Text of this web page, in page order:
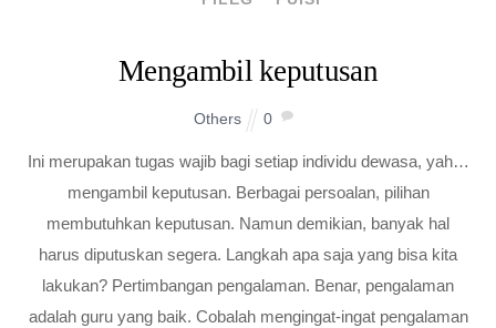
Mengambil keputusan
Others 0
Ini merupakan tugas wajib bagi setiap individu dewasa, yah…
mengambil keputusan. Berbagai persoalan, pilihan
membutuhkan keputusan. Namun demikian, banyak hal
harus diputuskan segera. Langkah apa saja yang bisa kita
lakukan? Pertimbangan pengalaman. Benar, pengalaman
adalah guru yang baik. Cobalah mengingat-ingat pengalaman